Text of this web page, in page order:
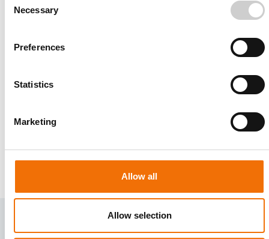
Selection
Necessary
Preferences
Statistics
Marketing
Allow all
Allow selection
ASIST 输送系统套件是一组帮助在目标区域部署模
Order accessories for your